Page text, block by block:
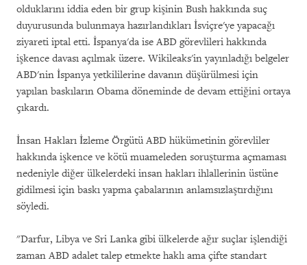
olduklarını iddia eden bir grup kişinin Bush hakkında suç
duyurusunda bulunmaya hazırlandıkları İsviçre'ye yapacağı
ziyareti iptal etti. İspanya'da ise ABD görevlileri hakkında
işkence davası açılmak üzere. Wikileaks'in yayınladığı belgeler
ABD'nin İspanya yetkililerine davanın düşürülmesi için
yapılan baskıların Obama döneminde de devam ettiğini ortaya
çıkardı.
İnsan Hakları İzleme Örgütü ABD hükümetinin görevliler
hakkında işkence ve kötü muameleden soruşturma açmaması
nedeniyle diğer ülkelerdeki insan hakları ihlallerinin üstüne
gidilmesi için baskı yapma çabalarının anlamsızlaştırdığını
söyledi.
"Darfur, Libya ve Sri Lanka gibi ülkelerde ağır suçlar işlendiği
zaman ABD adalet talep etmekte haklı ama çifte standart